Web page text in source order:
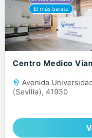
Centro Medico
Avenida
(Sevilla), 41930